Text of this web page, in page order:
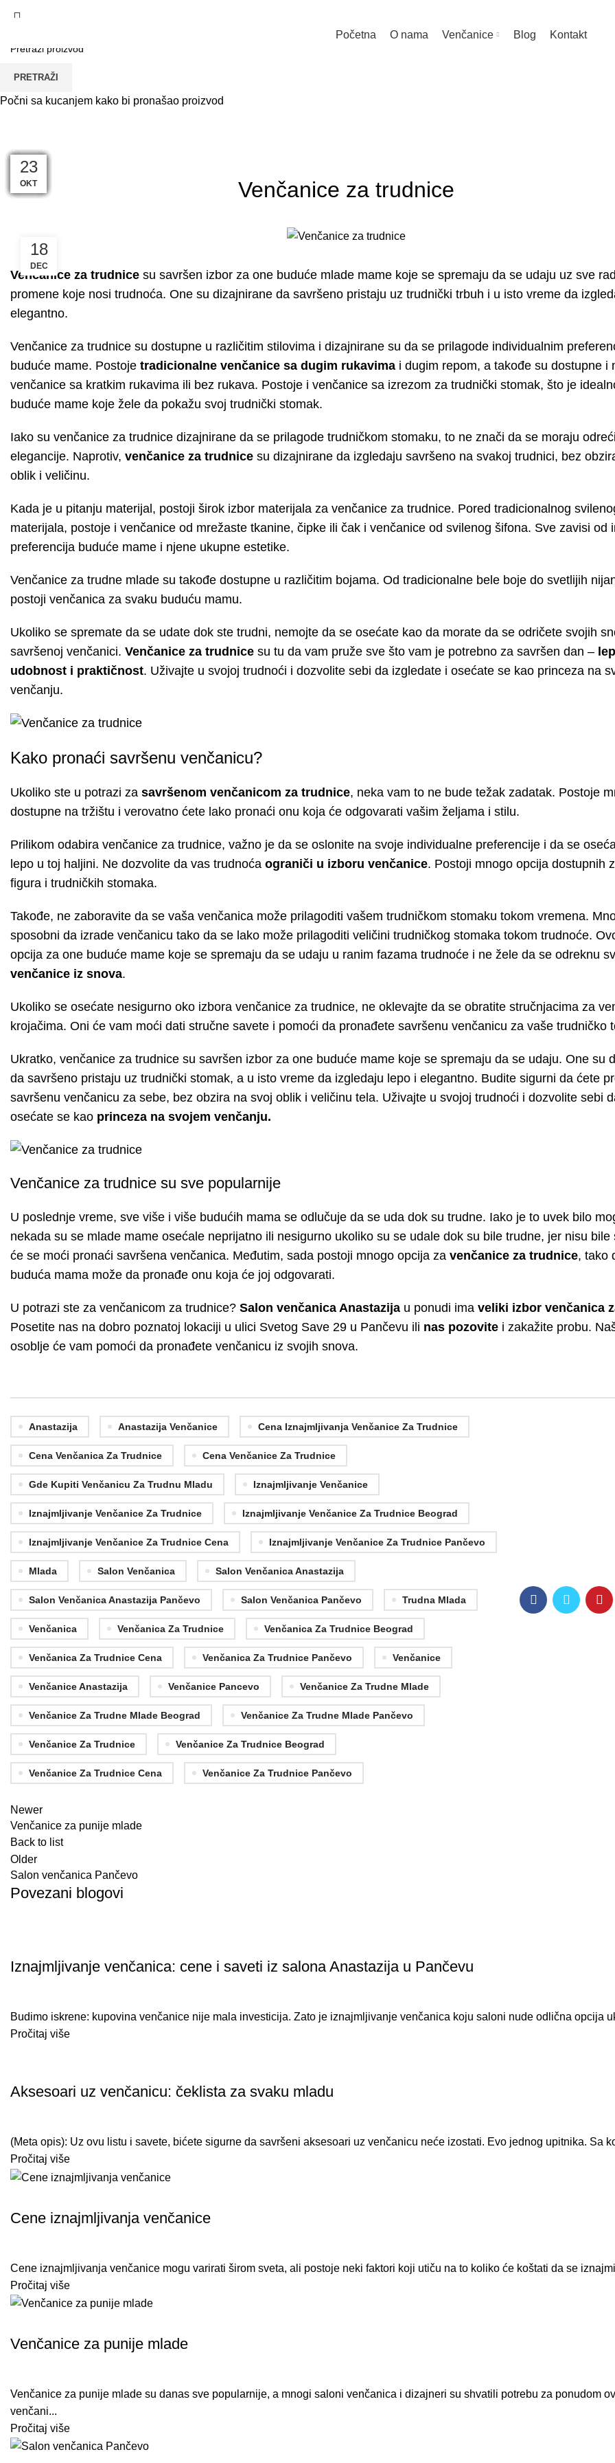
Početna O nama Venčanice Blog Kontakt
Blog
Venčanice za trudnice
18
DEC
Venčanice za trudnice su savršen izbor za one buduće mlade mame koje se spremaju da se udaju uz sve
promene koje nosi trudnoća. One su dizajnirane da savršeno pristaju uz trudnički trbuh i u isto vreme da
elegantno.
Venčanice za trudnice su dostupne u različitim stilovima i dizajnirane su da se prilagode individualnim
buduće mame. Postoje tradicionalne venčanice sa dugim rukavima i dugim repom, a takođe su dostupne i
venčanice sa kratkim rukavima ili bez rukava. Postoje i venčanice sa izrezom za trudnički stomak, što je
buduće mame koje žele da pokažu svoj trudnički stomak.
Iako su venčanice za trudnice dizajnirane da se prilagode trudničkom stomaku, to ne znači da se moraju
elegancije. Naprotiv, venčanice za trudnice su dizajnirane da izgledaju savršeno na svakoj trudnici, bez
oblik i veličinu.
Kada je u pitanju materijal, postoji širok izbor materijala za venčanice za trudnice. Pored tradicionalnog
materijala, postoje i venčanice od mrežaste tkanine, čipke ili čak i venčanice od svilenog šifona. Sve zavisi od
preferencija buduće mame i njene ukupne estetike.
Venčanice za trudne mlade su takođe dostupne u različitim bojama. Od tradicionalne bele boje do svetlijih
postoji venčanica za svaku buduću mamu.
Ukoliko se spremate da se udate dok ste trudni, nemojte da se osećate kao da morate da se odričete svojih
savršenoj venčanici. Venčanice za trudnice su tu da vam pruže sve što vam je potrebno za savršen dan –
udobnost i praktičnost. Uživajte u svojoj trudnoći i dozvolite sebi da izgledate i osećate se kao princeza na
venčanju.
Kako pronaći savršenu venčanicu?
Ukoliko ste u potrazi za savršenom venčanicom za trudnice, neka vam to ne bude težak zadatak. Postoje
dostupne na tržištu i verovatno ćete lako pronaći onu koja će odgovarati vašim željama i stilu.
Prilikom odabira venčanice za trudnice, važno je da se oslonite na svoje individualne preferencije i da se
lepo u toj haljini. Ne dozvolite da vas trudnoća ograniči u izboru venčanice. Postoji mnogo opcija dostupnih
figura i trudničkih stomaka.
Takođe, ne zaboravite da se vaša venčanica može prilagoditi vašem trudničkom stomaku tokom vremena.
sposobni da izrade venčanicu tako da se lako može prilagoditi veličini trudničkog stomaka tokom trudnoće.
opcija za one buduće mame koje se spremaju da se udaju u ranim fazama trudnoće i ne žele da se odreknu
venčanice iz snova.
Ukoliko se osećate nesigurno oko izbora venčanice za trudnice, ne oklevajte da se obratite stručnjacima za
krojačima. Oni će vam moći dati stručne savete i pomoći da pronađete savršenu venčanicu za vaše trudničko
Ukratko, venčanice za trudnice su savršen izbor za one buduće mame koje se spremaju da se udaju. One su
da savršeno pristaju uz trudnički stomak, a u isto vreme da izgledaju lepo i elegantno. Budite sigurni da ćete
savršenu venčanicu za sebe, bez obzira na svoj oblik i veličinu tela. Uživajte u svojoj trudnoći i dozvolite sebi
osećate se kao princeza na svojem venčanju.
Venčanice za trudnice su sve popularnije
U poslednje vreme, sve više i više budućih mama se odlučuje da se uda dok su trudne. Iako je to uvek bilo
nekada su se mlade mame osećale neprijatno ili nesigurno ukoliko su se udale dok su bile trudne, jer nisu bile
će se moći pronaći savršena venčanica. Međutim, sada postoji mnogo opcija za venčanice za trudnice, tako
buduća mama može da pronađe onu koja će joj odgovarati.
U potrazi ste za venčanicom za trudnice? Salon venčanica Anastazija u ponudi ima veliki izbor venčanica
Posetite nas na dobro poznatoj lokaciji u ulici Svetog Save 29 u Pančevu ili nas pozovite i zakažite probu.
osoblje će vam pomoći da pronađete venčanicu iz svojih snova.
Anastazija Anastazija Venčanice Cena Iznajmljivanja Venčanice Za Trudnice
Cena Venčanica Za Trudnice Cena Venčanice Za Trudnice
Gde Kupiti Venčanicu Za Trudnu Mladu Iznajmljivanje Venčanice
Iznajmljivanje Venčanice Za Trudnice Iznajmljivanje Venčanice Za Trudnice Beograd
Iznajmljivanje Venčanice Za Trudnice Cena Iznajmljivanje Venčanice Za Trudnice Pančevo
Mlada Salon Venčanica Salon Venčanica Anastazija
Salon Venčanica Anastazija Pančevo Salon Venčanica Pančevo Trudna Mlada
Venčanica Venčanica Za Trudnice Venčanica Za Trudnice Beograd
Venčanica Za Trudnice Cena Venčanica Za Trudnice Pančevo Venčanice
Venčanice Anastazija Venčanice Pancevo Venčanice Za Trudne Mlade
Venčanice Za Trudne Mlade Beograd Venčanice Za Trudne Mlade Pančevo
Venčanice Za Trudnice Venčanice Za Trudnice Beograd
Venčanice Za Trudnice Cena Venčanice Za Trudnice Pančevo
Newer
Venčanice za punije mlade
Back to list
Older
Salon venčanica Pančevo
Povezani blogovi
10
AVG
Iznajmljivanje venčanica: cene i saveti iz salona Anastazija u Pančevu
Budimo iskrene: kupovina venčanice nije mala investicija. Zato je iznajmljivanje venčanica koju saloni nude odlična opcija
Pročitaj više
04
APR
Aksesoari uz venčanicu: čeklista za svaku mladu
(Meta opis): Uz ovu listu i savete, bićete sigurne da savršeni aksesoari uz venčanicu neće izostati. Evo jednog upitnika. Sa
Pročitaj više
31
DEC
Cene iznajmljivanja venčanice
Cene iznajmljivanja venčanice mogu varirati širom sveta, ali postoje neki faktori koji utiču na to koliko će koštati da se
Pročitaj više
25
DEC
Venčanice za punije mlade
Venčanice za punije mlade su danas sve popularnije, a mnogi saloni venčanica i dizajneri su shvatili potrebu za ponudom
venčani...
Pročitaj više
11
DEC
04
DEC
27
NOV
20
NOV
13
NOV
06
NOV
30
OKT
23
OKT
PRETRAŽI
Počni sa kucanjem kako bi pronašao proizvod